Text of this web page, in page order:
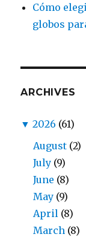
Cómo
globos
ARCHIVES
▼ 2026 (61)
August (2)
July (9)
June (8)
May (9)
April (8)
March (8)